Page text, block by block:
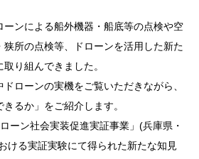
ーンによる船外機器・船底等の点検や空
所の点検等、ドローンを活用した新た
り組んできました。
ローンの実機をご覧いただきながら、
きるか」をご紹介します。
ーン社会実装促進実証事業」(兵庫県・
ける実証実験にて得られた新たな知見